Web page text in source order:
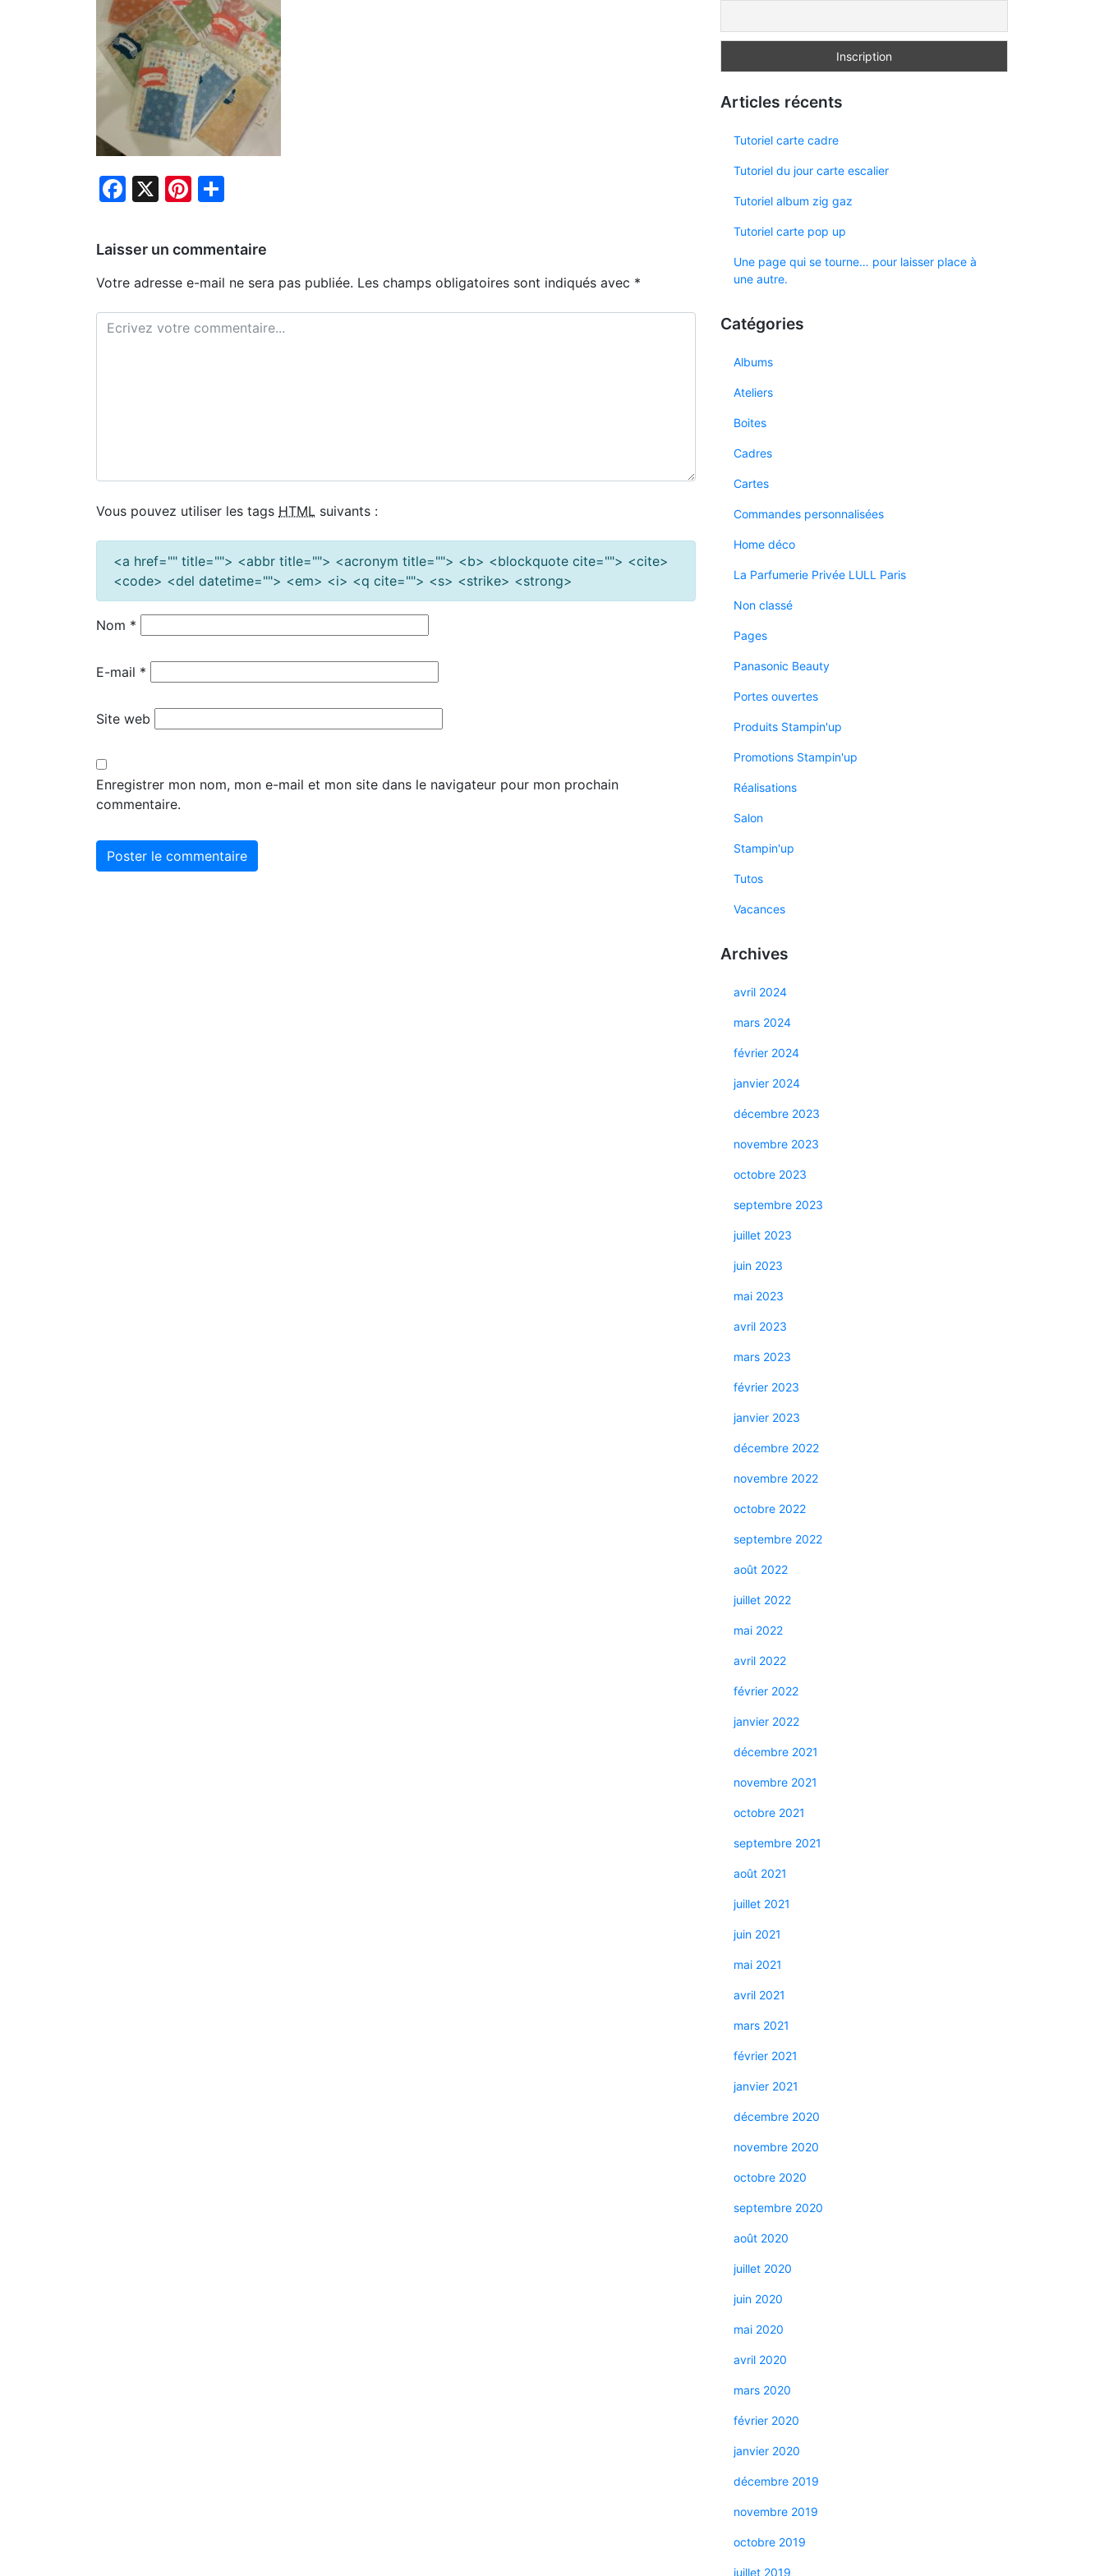
Facebook
X Pinterest
Laisser un commentaire
Votre adresse e-mail ne sera pas publiée. Les champs obligatoires sont indiqués avec *
Vous pouvez utiliser les tags HTML suivants :
<a href="" title=""> <abbr title=""> <acronym title=""> <b> <blockquote cite=""> <cite>
<code> <del datetime=""> <em> <i> <q cite=""> <s> <strike> <strong>
Nom *
E-mail *
Site web
Enregistrer mon nom, mon e-mail et mon site dans le navigateur pour mon prochain
commentaire.
Articles récents
Tutoriel carte cadre
Tutoriel du jour carte escalier
Tutoriel album zig gaz
Tutoriel carte pop up
Une page qui se tourne… pour laisser place à
une autre.
Catégories
Albums
Ateliers
Boites
Cadres
Cartes
Commandes personnalisées
Home déco
La Parfumerie Privée LULL Paris
Non classé
Pages
Panasonic Beauty
Portes ouvertes
Produits Stampin'up
Promotions Stampin'up
Réalisations
Salon
Stampin'up
Tutos
Vacances
Archives
avril 2024
mars 2024
février 2024
janvier 2024
décembre 2023
novembre 2023
octobre 2023
septembre 2023
juillet 2023
juin 2023
mai 2023
avril 2023
mars 2023
février 2023
janvier 2023
décembre 2022
novembre 2022
octobre 2022
septembre 2022
août 2022
juillet 2022
mai 2022
avril 2022
février 2022
janvier 2022
décembre 2021
novembre 2021
octobre 2021
septembre 2021
août 2021
juillet 2021
juin 2021
mai 2021
avril 2021
mars 2021
février 2021
janvier 2021
décembre 2020
novembre 2020
octobre 2020
septembre 2020
août 2020
juillet 2020
juin 2020
mai 2020
avril 2020
mars 2020
février 2020
janvier 2020
décembre 2019
novembre 2019
octobre 2019
juillet 2019